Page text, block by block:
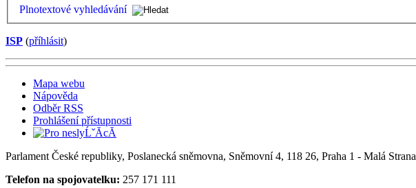
Plnotextové vyhledávání
ISP (příhlásit)
Mapa webu
Nápověda
Odběr RSS
Prohlášení přístupnosti
Parlament České republiky, Poslanecká sněmovna, Sněmovní 4, 118 26, Praha 1 - Malá Strana
Telefon na spojovatelku: 257 171 111